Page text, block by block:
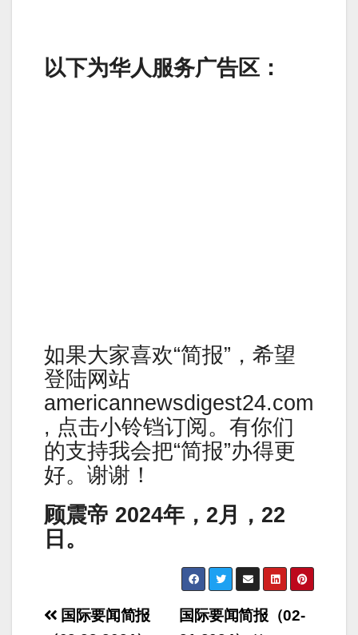
以下为华人服务广告区：
如果大家喜欢“简报”，希望
登陆网站
americannewsdigest24.com
, 点击小铃铛订阅。有你们
的支持我会把“简报”办得更
好。谢谢！
顾震帝 2024年，2月，22
日。
Post
国际要闻简报（02-
国际要闻简报